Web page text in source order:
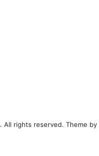
. All rights reserved. Theme by